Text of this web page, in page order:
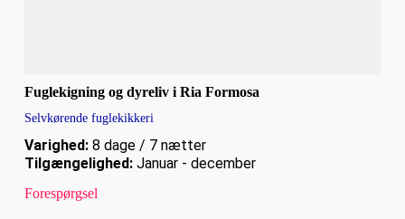
Fuglekigning og dyreliv i Ria Formosa
Selvkørende fuglekikkeri
Varighed:8 dage / 7 nætter
Tilgængelighed:Januar - december
Forespørgsel